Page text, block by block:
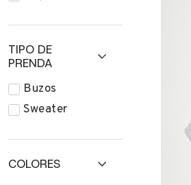
TIPO DE
PRENDA
Buzos
Sweater
COLORES